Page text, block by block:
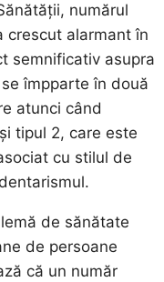
numărul
crescut alarmant în
semnificativ asupra
împparte în două
atunci când
tipul 2, care este
cu stilul de
de sănătate
de persoane
că un număr